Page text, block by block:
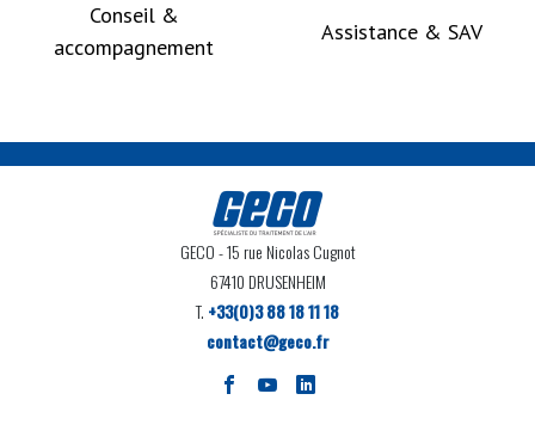
Conseil &
accompagnement
Assistance & SAV
GECO- 15 rue Nicolas Cugnot
67410 DRUSENHEIM
T. +33(0)3 88 18 11 18
contact@geco.fr